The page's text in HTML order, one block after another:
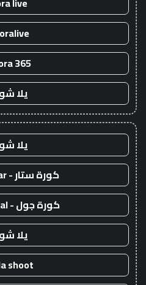
365
يلا
يلا
كورة ستار - koora-star
كورة جول - koora-goal
يلا
shoot